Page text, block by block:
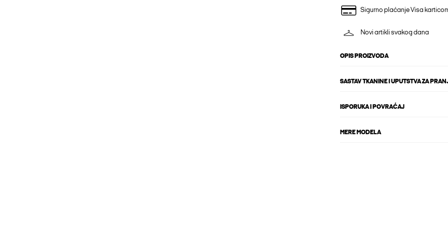
Sigurno plaćanje Visa
Novi artikli svakog dana
OPIS PROIZVODA
SASTAV TKANINE I UPUTSTVA ZA
ISPORUKA I POVRAĆAJ
MERE MODELA